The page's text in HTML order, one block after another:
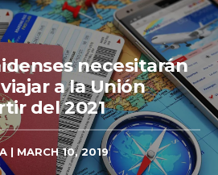
necesitarán
a la Unión
del 2021
| MARCH 10, 2019